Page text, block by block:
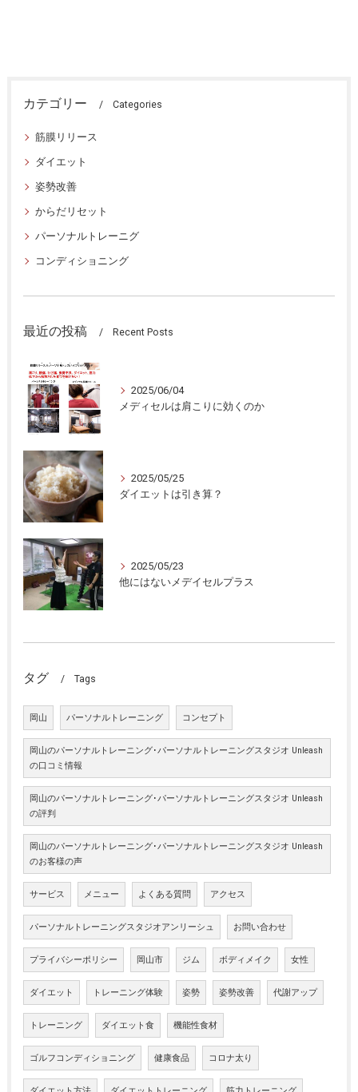
カテゴリー Categories
筋膜リリース
ダイエット
姿勢改善
からだリセット
パーソナルトレーニグ
コンディショニング
最近の投稿 Recent Posts
2025/06/04
メディセルは肩こりに効くのか
2025/05/25
ダイエットは引き算？
2025/05/23
他にはないメデイセルプラス
タグ Tags
岡山 パーソナルトレーニング コンセプト
岡山のパーソナルトレーニング･パーソナルトレーニングスタジオ Unleash
の口コミ情報
岡山のパーソナルトレーニング･パーソナルトレーニングスタジオ Unleash
の評判
岡山のパーソナルトレーニング･パーソナルトレーニングスタジオ Unleash
のお客様の声
サービス メニュー よくある質問 アクセス
パーソナルトレーニングスタジオアンリーシュ お問い合わせ
プライバシーポリシー 岡山市 ジム ボディメイク 女性
ダイエット トレーニング体験 姿勢 姿勢改善 代謝アップ
トレーニング ダイエット食 機能性食材
ゴルフコンディショニング 健康食品 コロナ太り